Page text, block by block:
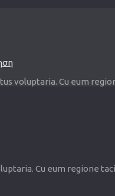
voluptaria. Cu eum
Cu eum regione